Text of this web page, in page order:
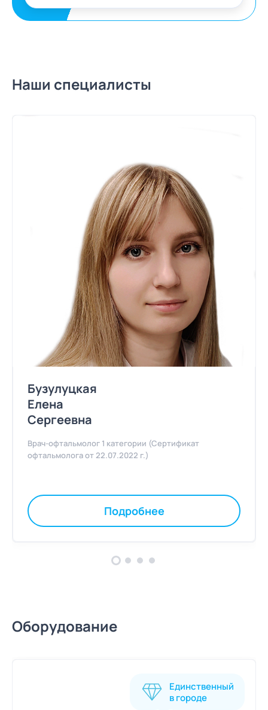
Наши специалисты
Бузулуцкая
Елена
Сергеевна
Врач-офтальмолог 1 категории (Сертификат
офтальмолога от 22.07.2022 г.)
Подробнее
Оборудование
Единственный
в городе